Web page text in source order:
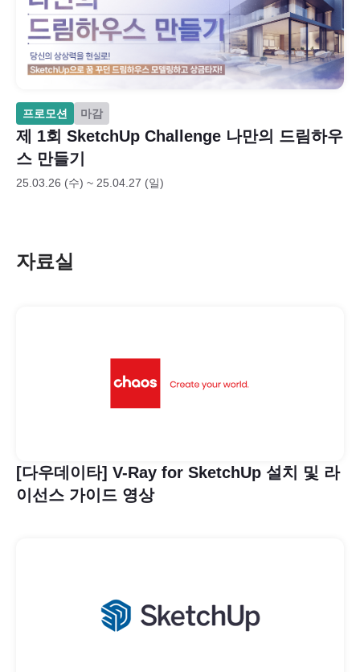
프로모션 마감
제 1회 SketchUp Challenge 나만의 드림하우
스 만들기
25.03.26 (수) ~ 25.04.27 (일)
자료실
[다우데이타] V-Ray for SketchUp 설치 및 라
이선스 가이드 영상